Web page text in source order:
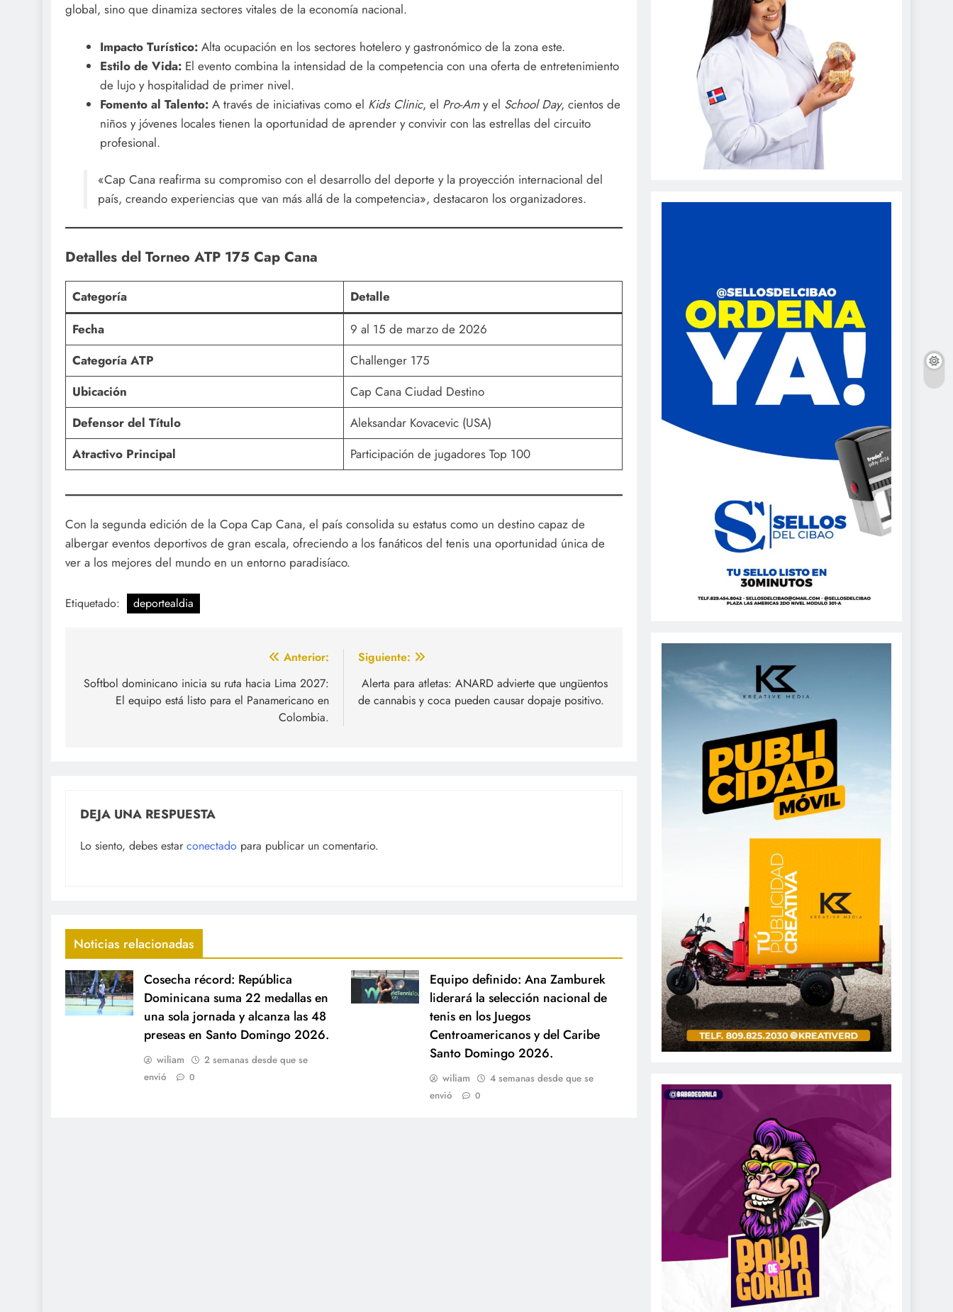
global, sino que dinamiza sectores vitales de la economía nacional.
Impacto Turístico:Alta ocupación en los sectores hotelero y gastronómico de la zona este.
Estilo de Vida:El evento combina la intensidad de la competencia con una oferta de entretenimiento
de lujo y hospitalidad de primer nivel.
Fomento al Talento:A través de iniciativas como el Kids Clinic, el Pro-Amy el School Day, cientos de
niños y jóvenes locales tienen la oportunidad de aprender y convivir con las estrellas del circuito
profesional.
«Cap Cana reafirma su compromiso con el desarrollo del deporte y la proyección internacional del
país, creando experiencias que van más allá de la competencia», destacaron los organizadores.
Detalles del Torneo ATP 175 Cap Cana
Categoría
Detalle
Fecha
9 al 15 de marzo de 2026
Categoría ATP
Challenger 175
Ubicación
Cap Cana Ciudad Destino
Defensor del Título
Aleksandar Kovacevic (USA)
Atractivo Principal
Participación de jugadores Top 100
Con la segunda edición de la Copa Cap Cana, el país consolida su estatus como un destino capaz de
albergar eventos deportivos de gran escala, ofreciendo a los fanáticos del tenis una oportunidad única de
ver a los mejores del mundo en un entorno paradisíaco.
Etiquetado: deportealdia
de
entradas
Anterior:
Softbol dominicano inicia su ruta hacia Lima 2027:
El equipo está listo para el Panamericano en
Colombia.
Siguiente:
Alerta para atletas: ANARD advierte que ungüentos
de cannabis y coca pueden causar dopaje positivo.
DEJA UNA RESPUESTA
Lo siento, debes estar conectado para publicar un comentario.
Noticias relacionadas
Cosecha récord: República
Dominicana suma 22 medallas en
una sola jornada y alcanza las 48
preseas en Santo Domingo 2026.
wiliam
2 semanas desde que se
envió
0
Equipo definido: Ana Zamburek
liderará la selección nacional de
tenis en los Juegos
Centroamericanos y del Caribe
Santo Domingo 2026.
wiliam
4 semanas desde que se
envió
0